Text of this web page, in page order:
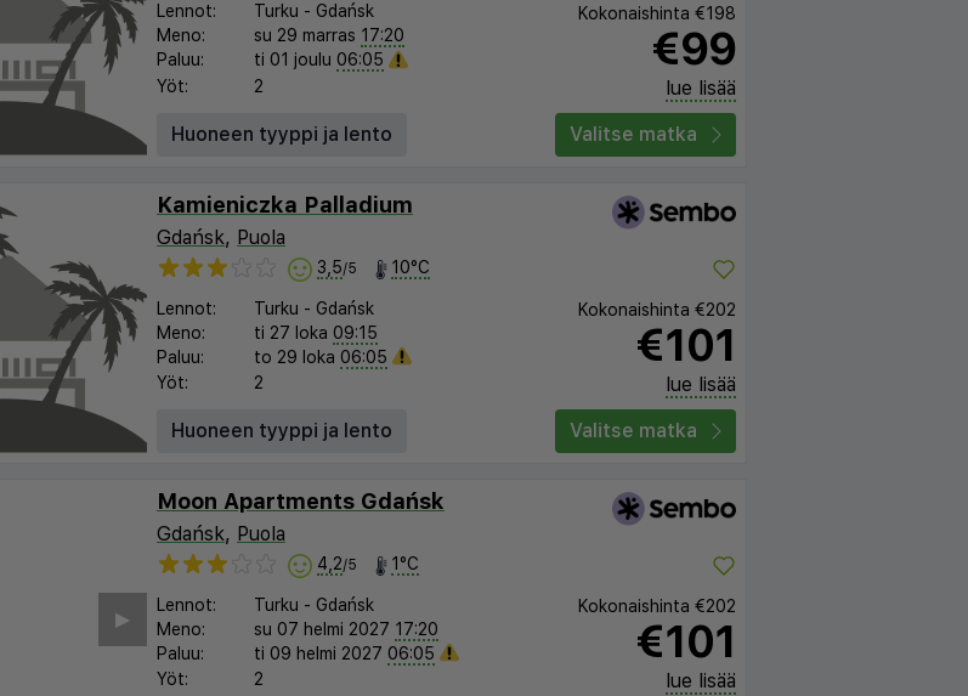
Lennot: Turku - Gdańsk
Meno:
su 29 marras 17:20
Paluu:
ti 01 joulu 06:05
Yöt:
2
Kokonaishinta €198
€99
lue lisää
Huoneen tyyppi ja lento
Valitse matka
Kamieniczka Palladium
Gdańsk, Puola
3,5/5 10°C
Lennot: Turku - Gdańsk
Meno:
ti 27 loka 09:15
Paluu:
to 29 loka 06:05
Yöt:
2
Kokonaishinta €202
€101
lue lisää
Huoneen tyyppi ja lento
Valitse matka
▶︎
Moon Apartments Gdańsk
Gdańsk, Puola
4,2/5 1°C
Lennot: Turku - Gdańsk
Meno:
su 07 helmi 2027 17:20
Paluu:
ti 09 helmi 2027 06:05
Yöt:
2
Kokonaishinta €202
€101
lue lisää